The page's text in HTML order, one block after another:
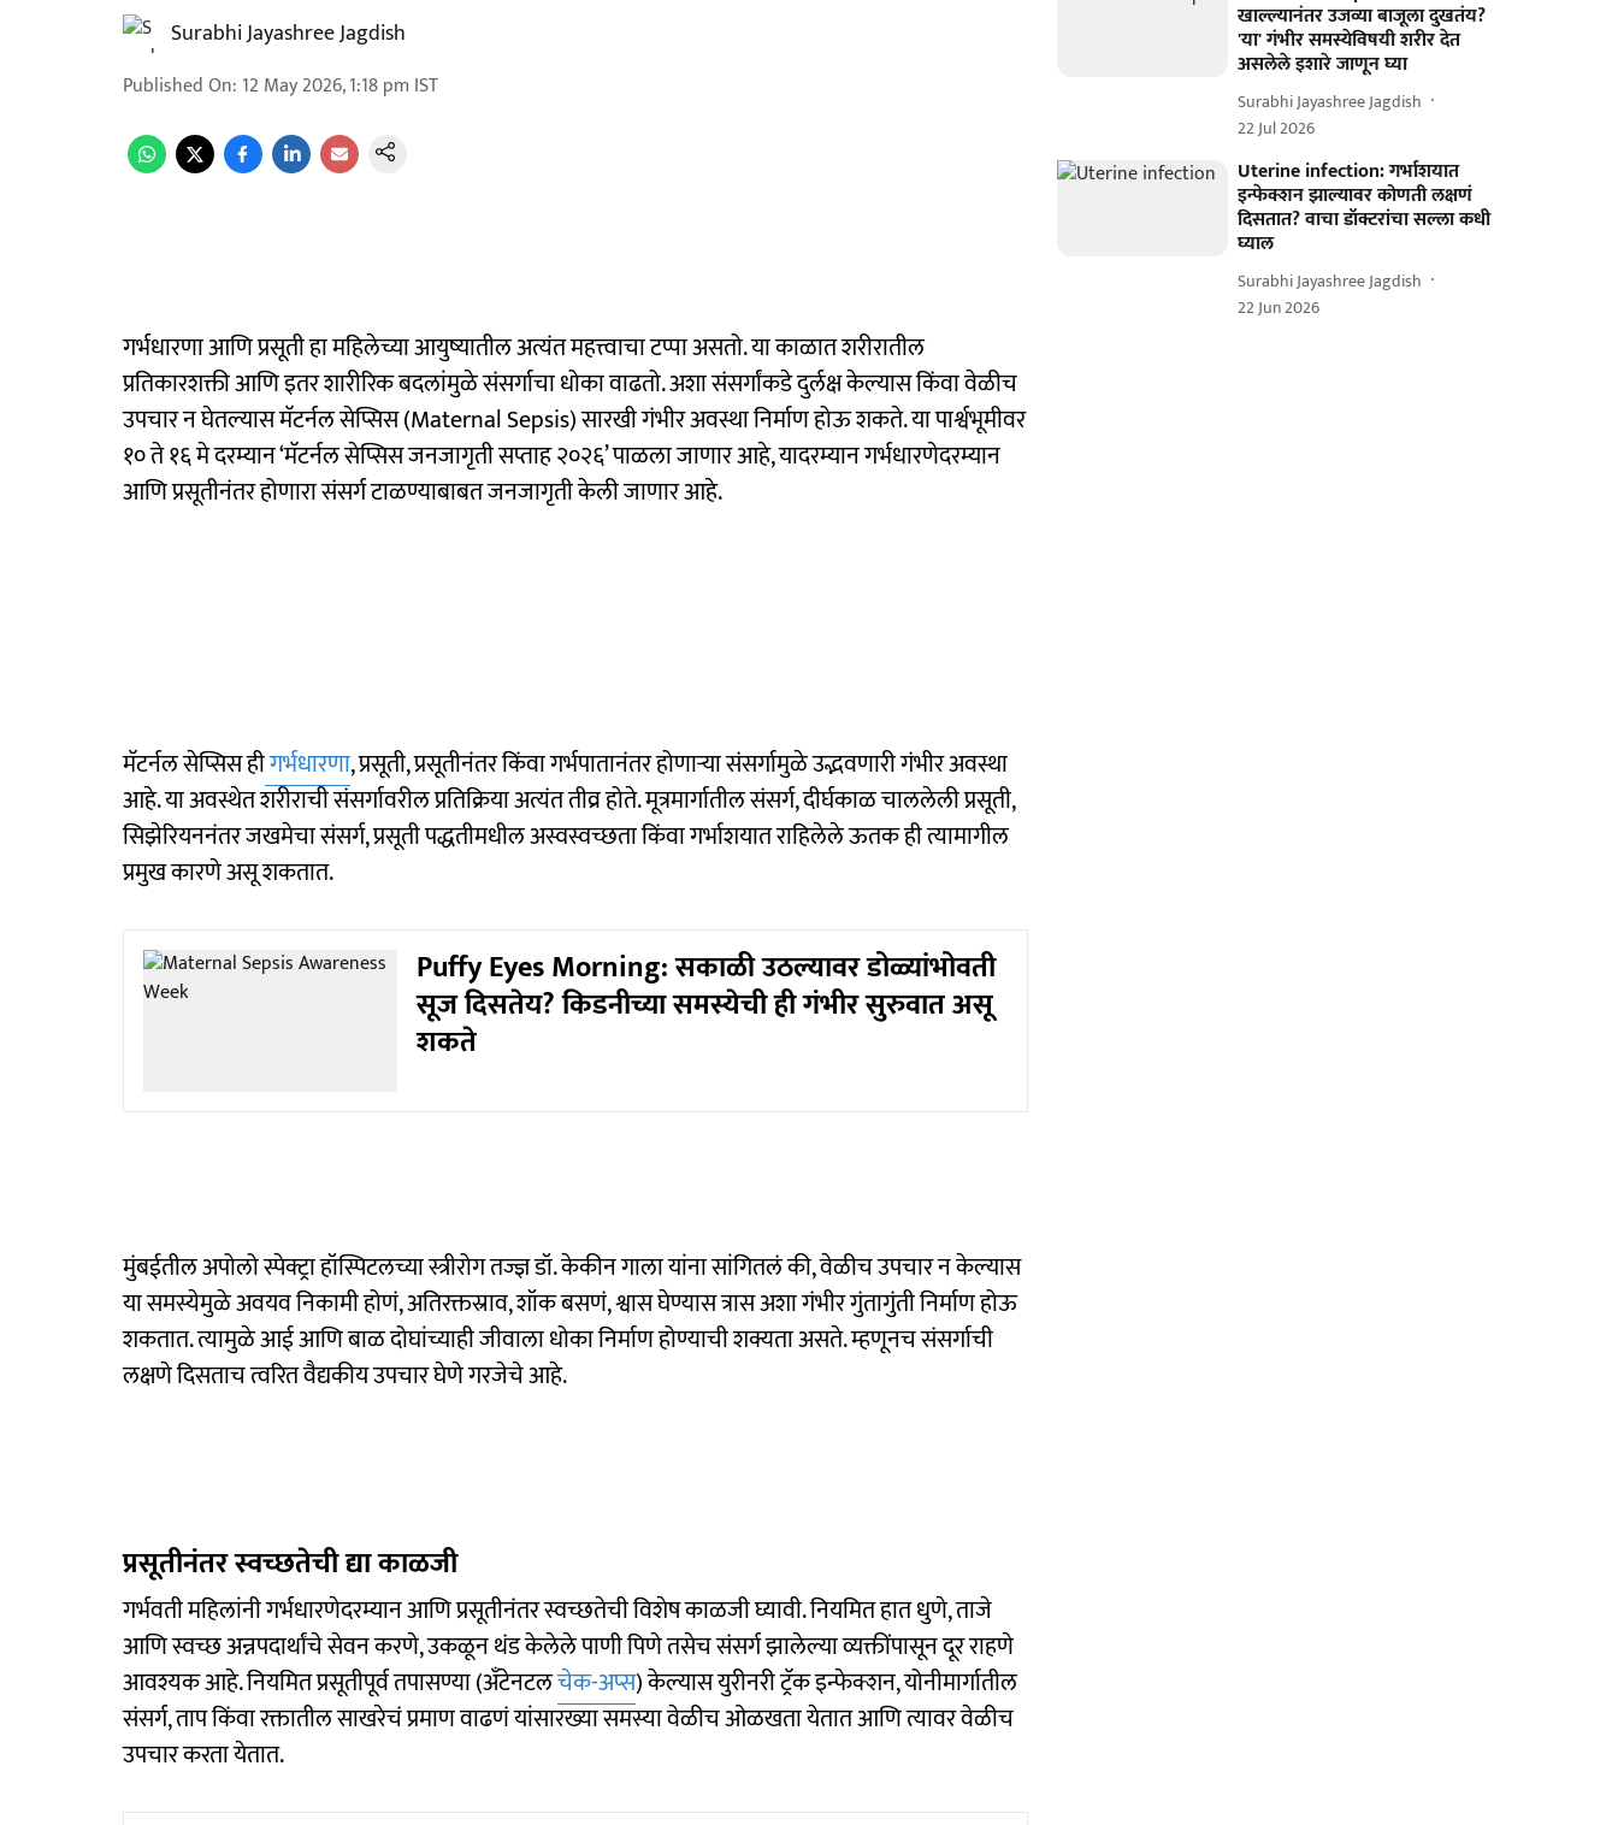
Surabhi Jayashree Jagdish
Published On: 12 May 2026, 1:18 pm IST
गर्भधारणा आणि प्रसूती हा महिलेच्या आयुष्यातील अत्यंत महत्त्वाचा टप्पा असतो. या काळात शरीरातील
प्रतिकारशक्ती आणि इतर शारीरिक बदलांमुळे संसर्गाचा धोका वाढतो. अशा संसर्गांकडे दुर्लक्ष केल्यास किंवा वेळीच
उपचार न घेतल्यास मॅटर्नल सेप्सिस (Maternal Sepsis) सारखी गंभीर अवस्था निर्माण होऊ शकते. या पार्श्वभूमीवर
१० ते १६ मे दरम्यान ‘मॅटर्नल सेप्सिस जनजागृती सप्ताह २०२६’ पाळला जाणार आहे, यादरम्यान गर्भधारणेदरम्यान
आणि प्रसूतीनंतर होणारा संसर्ग टाळण्याबाबत जनजागृती केली जाणार आहे.
मॅटर्नल सेप्सिस हीगर्भधारणा, प्रसूती, प्रसूतीनंतर किंवा गर्भपातानंतर होणाऱ्या संसर्गामुळे उद्भवणारी गंभीर अवस्था
आहे. या अवस्थेत शरीराची संसर्गावरील प्रतिक्रिया अत्यंत तीव्र होते. मूत्रमार्गातील संसर्ग, दीर्घकाळ चाललेली प्रसूती,
सिझेरियननंतर जखमेचा संसर्ग, प्रसूती पद्धतीमधील अस्वस्वच्छता किंवा गर्भाशयात राहिलेले ऊतक ही त्यामागील
प्रमुख कारणे असू शकतात.
Puffy Eyes Morning: सकाळी उठल्यावर डोळ्यांभोवती
सूज दिसतेय? किडनीच्या समस्येची ही गंभीर सुरुवात असू
शकते
मुंबईतील अपोलो स्पेक्ट्रा हॉस्पिटलच्या स्त्रीरोग तज्ज्ञ डॉ. केकीन गाला यांना सांगितलं की, वेळीच उपचार न केल्यास
या समस्येमुळे अवयव निकामी होणं, अतिरक्तस्राव, शॉक बसणं, श्वास घेण्यास त्रास अशा गंभीर गुंतागुंती निर्माण होऊ
शकतात. त्यामुळे आई आणि बाळ दोघांच्याही जीवाला धोका निर्माण होण्याची शक्यता असते. म्हणूनच संसर्गाची
लक्षणे दिसताच त्वरित वैद्यकीय उपचार घेणे गरजेचे आहे.
प्रसूतीनंतर स्वच्छतेची द्या काळजी
गर्भवती महिलांनी गर्भधारणेदरम्यान आणि प्रसूतीनंतर स्वच्छतेची विशेष काळजी घ्यावी. नियमित हात धुणे, ताजे
आणि स्वच्छ अन्नपदार्थांचे सेवन करणे, उकळून थंड केलेले पाणी पिणे तसेच संसर्ग झालेल्या व्यक्तींपासून दूर राहणे
आवश्यक आहे. नियमित प्रसूतीपूर्व तपासण्या (अँटेनटलचेक-अप्स) केल्यास युरीनरी ट्रॅक इन्फेक्शन, योनीमार्गातील
संसर्ग, ताप किंवा रक्तातील साखरेचं प्रमाण वाढणं यांसारख्या समस्या वेळीच ओळखता येतात आणि त्यावर वेळीच
उपचार करता येतात.
खाल्ल्यानंतर उजव्या बाजूला दुखतंय?
'या' गंभीर समस्येविषयी शरीर देत
असलेले इशारे जाणून घ्या
Surabhi Jayashree Jagdish
22 Jul 2026
Uterine infection: गर्भाशयात
इन्फेक्शन झाल्यावर कोणती लक्षणं
दिसतात? वाचा डॉक्टरांचा सल्ला कधी
घ्याल
Surabhi Jayashree Jagdish
22 Jun 2026